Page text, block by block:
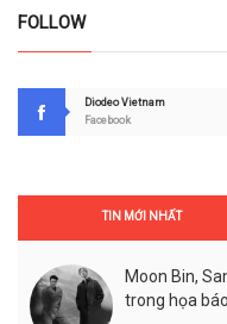
FOLLOW
Diodeo Vietnam
Facebook
TIN MỚI NHẤT
Moon Bin,
trong họa